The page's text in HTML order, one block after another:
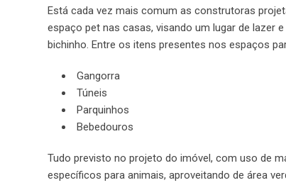
Está cada vez mais comum as construtoras
espaço pet nas casas, visando um lugar de lazer
bichinho. Entre os itens presentes nos espaços
Gangorra
Túneis
Parquinhos
Bebedouros
Tudo previsto no projeto do imóvel, com uso de
específicos para animais, aproveitando de área